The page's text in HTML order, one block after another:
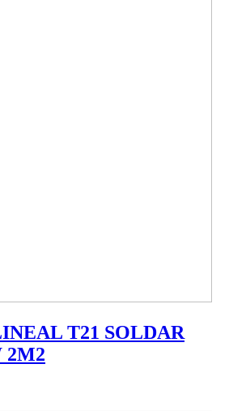
T21 SOLDAR
2M2